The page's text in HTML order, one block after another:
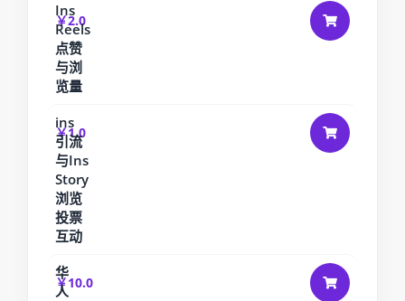
Ins
Reels
点赞
与浏
览量
￥2.0
ins
引流
与Ins
Story
浏览
投票
互动
￥1.0
华
人
￥10.0